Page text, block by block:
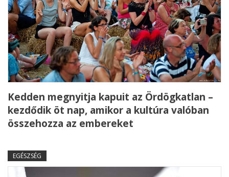
Kedden megnyitja kapuit az Ördögkatlan –
kezdődik öt nap, amikor a kultúra valóban
összehozza az embereket
EGÉSZSÉG